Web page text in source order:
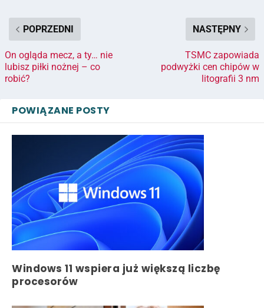
POPRZEDNI
On ogląda mecz, a ty… nie
lubisz piłki nożnej – co
robić?
NASTĘPNY
TSMC zapowiada
podwyżki cen chipów w
litografii 3 nm
POWIĄZANE POSTY
Windows 11 wspiera już większą liczbę
procesorów